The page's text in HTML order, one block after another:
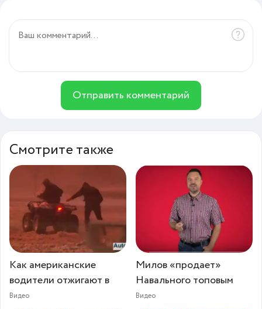
Отправить комментарий
Смотрите также
Как американские
водители отжигают в
Видео
Милов «продает»
Навального топовым
Видео